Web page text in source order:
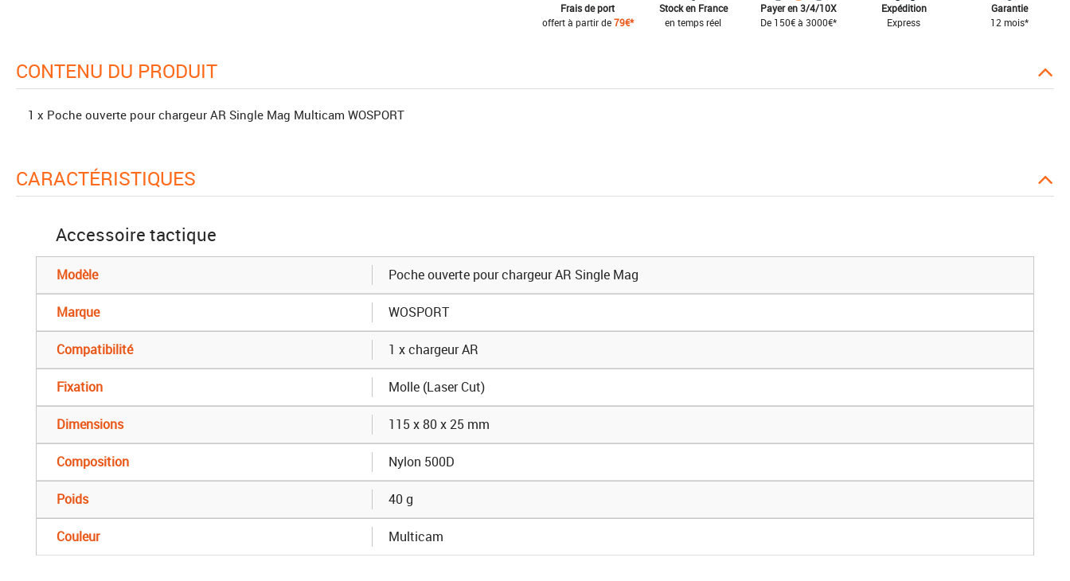
Frais de port
offert à partir de79€*
Stock en France
en temps réel
Payer en 3/4/10X
De 150€ à 3000€*
Expédition
Express
Garantie
12 mois*
CONTENU DU PRODUIT
1 x Poche ouverte pour chargeur AR Single Mag Multicam WOSPORT
CARACTÉRISTIQUES
Accessoire tactique
Modèle Poche ouverte pour chargeur AR Single Mag
Marque WOSPORT
Compatibilité 1 x chargeur AR
Fixation Molle (Laser Cut)
Dimensions 115 x 80 x 25 mm
Composition Nylon 500D
Poids 40 g
Couleur Multicam